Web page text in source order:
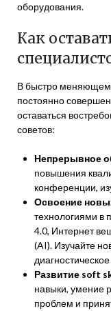
оборудования.
Как
В быстро
постоянно
оставаться
советов:
Непрерывное
повышения
конференции,
Освоение
технологиями в
4.0, Интернет
(AI). Изучайте
Развитие soft
навыки, умение
проблем и